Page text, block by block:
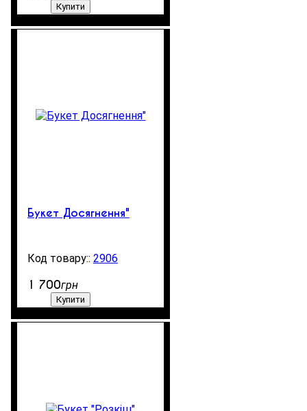
Купити
Букет Досягнення"
2906
1 700грн
Купити